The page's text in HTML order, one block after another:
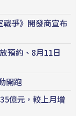
戰爭》開發商宣布
預約、8月11日
開跑
億元，較上月增